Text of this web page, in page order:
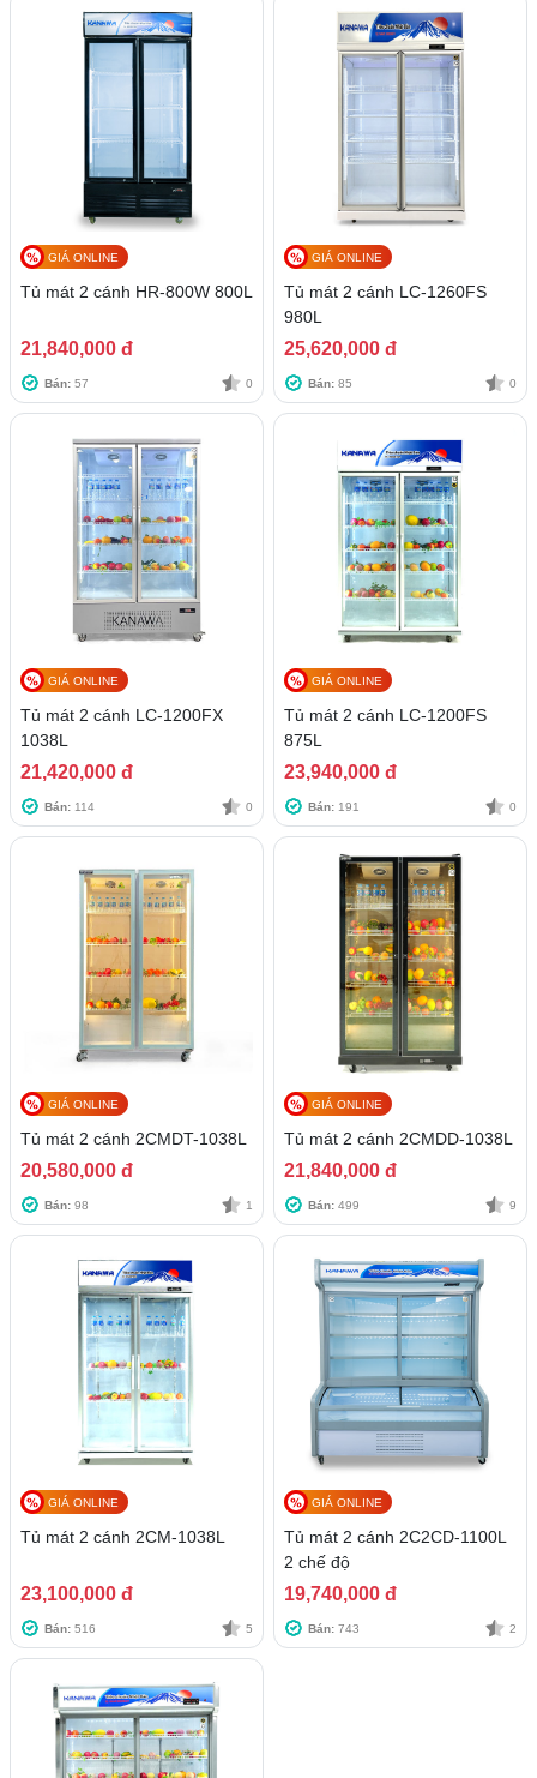
GIÁ ONLINE
Tủ mát 2 cánh HR-800W 800L
21,840,000 đ
Bán: 57 0
GIÁ ONLINE
Tủ mát 2 cánh LC-1260FS
980L
25,620,000 đ
Bán: 85 0
GIÁ ONLINE
Tủ mát 2 cánh LC-1200FX
1038L
21,420,000 đ
Bán: 114 0
GIÁ ONLINE
Tủ mát 2 cánh LC-1200FS
875L
23,940,000 đ
Bán: 191 0
GIÁ ONLINE
Tủ mát 2 cánh 2CMDT-1038L
20,580,000 đ
Bán: 98 1
GIÁ ONLINE
Tủ mát 2 cánh 2CMDD-1038L
21,840,000 đ
Bán: 499 9
GIÁ ONLINE
Tủ mát 2 cánh 2CM-1038L
23,100,000 đ
Bán: 516 5
GIÁ ONLINE
Tủ mát 2 cánh 2C2CD-1100L
2 chế độ
19,740,000 đ
Bán: 743 2